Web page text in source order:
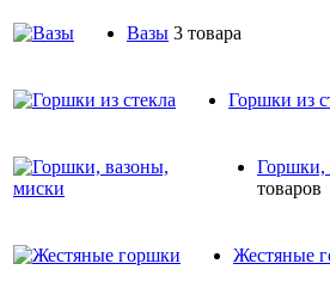
Вазы 3 товара
Горшки из
Горшки,
товаров
Жестяные